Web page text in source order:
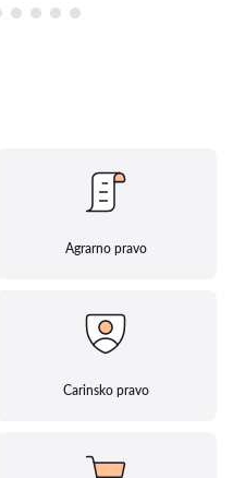
Agrarno pravo
Carinsko pravo